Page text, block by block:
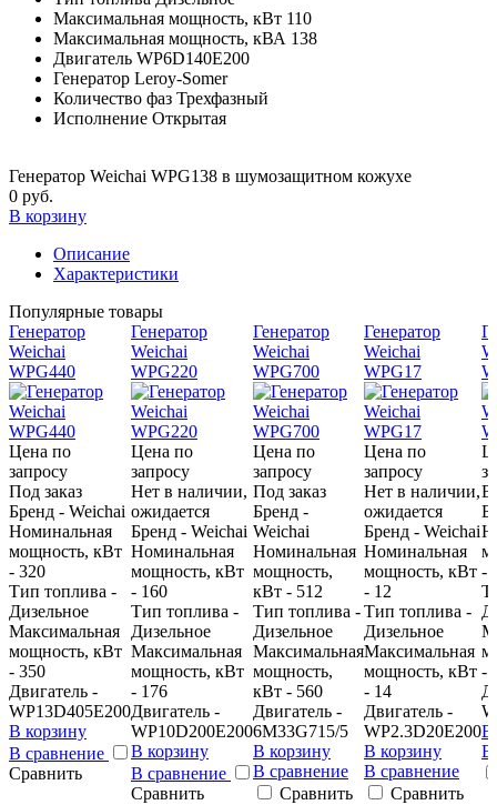
Максимальная мощность, кВт 110
Максимальная мощность, кВА 138
Двигатель WP6D140E200
Генератор Leroy-Somer
Количество фаз Трехфазный
Исполнение Открытая
Генератор Weichai WPG138 в шумозащитном кожухе
0 руб.
В корзину
Описание
Характеристики
Популярные товары
Генератор
Weichai
WPG440
Цена по
запросу
Под заказ
Бренд - Weichai
Номинальная
мощность, кВт
- 320
Тип топлива -
Дизельное
Максимальная
мощность, кВт
- 350
Двигатель -
WP13D405E200
В корзину
В сравнение
Сравнить
Генератор
Weichai
WPG220
Цена по
запросу
Нет в наличии,
ожидается
Бренд - Weichai
Номинальная
мощность, кВт
- 160
Тип топлива -
Дизельное
Максимальная
мощность, кВт
- 176
Двигатель -
WP10D200E200
В корзину
В сравнение
Сравнить
Генератор
Weichai
WPG700
Цена по
запросу
Под заказ
Бренд -
Weichai
Номинальная
мощность,
кВт - 512
Тип топлива -
Дизельное
Максимальная
мощность,
кВт - 560
Двигатель -
6M33G715/5
В корзину
В сравнение
Сравнить
Генератор
Weichai
WPG17
Цена по
запросу
Нет в наличии,
ожидается
Бренд - Weichai
Номинальная
мощность, кВт
- 12
Тип топлива -
Дизельное
Максимальная
мощность, кВт
- 14
Двигатель -
WP2.3D20E200
В корзину
В сравнение
Сравнить
В
-
-
В
В